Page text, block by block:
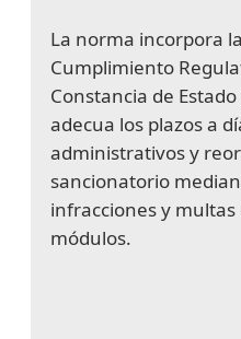
La norma incorpora
Cumplimiento
Constancia de Estado
adecua los plazos a
administrativos y
sancionatorio
infracciones y multas
módulos.